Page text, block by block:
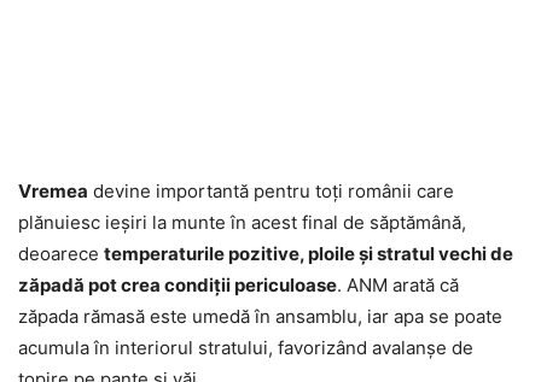
Vremea devine importantă pentru toți românii care
plănuiesc ieșiri la munte în acest final de săptămână,
deoarece temperaturile pozitive, ploile și stratul vechi de
zăpadă pot crea condiții periculoase. ANM arată că
zăpada rămasă este umedă în ansamblu, iar apa se poate
acumula în interiorul stratului, favorizând avalanșe de